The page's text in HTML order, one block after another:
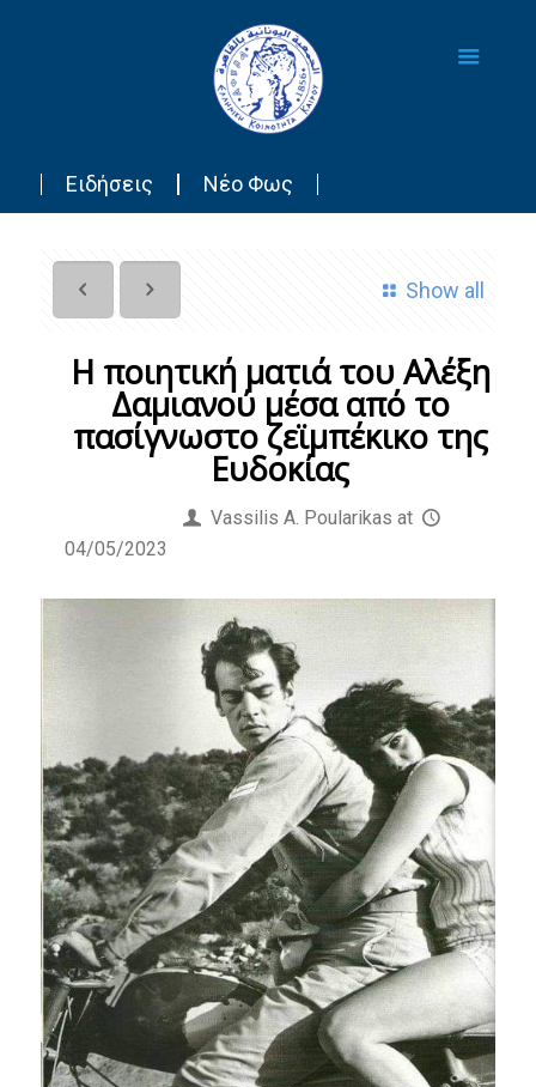
Ειδήσεις Νέο Φως
Show all
Η ποιητική ματιά του Αλέξη
Δαμιανού μέσα από το
πασίγνωστο ζεϊμπέκικο της
Ευδοκίας
Vassilis Α. Poularikas at
04/05/2023